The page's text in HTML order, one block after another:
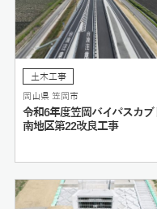
土木工事
岡山県 笠岡市
令和6年度笠岡バイパスカブ
南地区第22改良工事